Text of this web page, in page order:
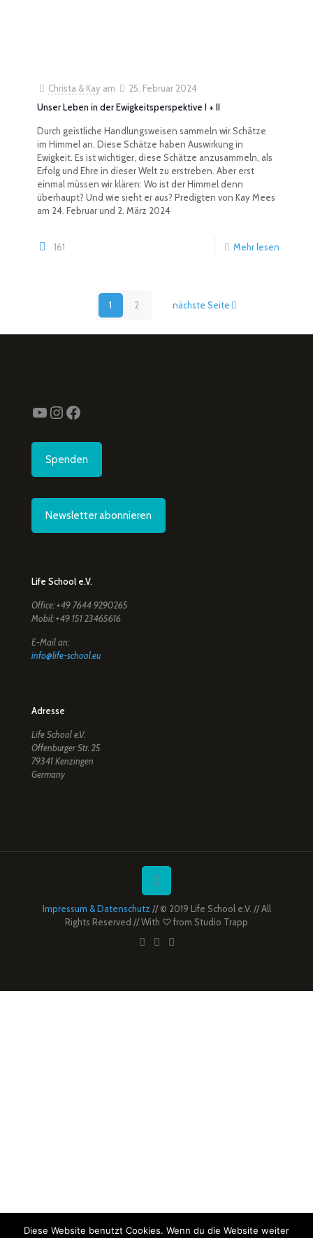
Christa & Kay am
25. Februar 2024
Unser Leben in der Ewigkeitsperspektive I + II
Durch geistliche Handlungsweisen sammeln wir Schätze
im Himmel an. Diese Schätze haben Auswirkung in
Ewigkeit. Es ist wichtiger, diese Schätze anzusammeln, als
Erfolg und Ehre in dieser Welt zu erstreben. Aber erst
einmal müssen wir klären: Wo ist der Himmel denn
überhaupt? Und wie sieht er aus? Predigten von Kay Mees
am 24. Februar und 2. März 2024
161 Mehr lesen
1 2 nächste Seite
YouTube
Instagram
Facebook
Spenden
Newsletter abonnieren
Life School e.V.
Office: +49 7644 9290265
Mobil: +49 151 23465616
E-Mail an:
info@life-school.eu
Adresse
Life School e.V.
Offenburger Str. 25
79341 Kenzingen
Germany
Impressum & Datenschutz // © 2019 Life School e.V. // All
Rights Reserved // With ♡ from Studio Trapp
Diese Website benutzt Cookies. Wenn du die Website weiter